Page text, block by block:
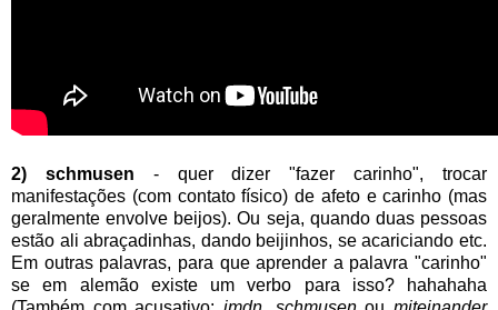
2) schmusen - quer dizer "fazer carinho", trocar
manifestações (com contato físico) de afeto e carinho (mas
geralmente envolve beijos). Ou seja, quando duas pessoas
estão ali abraçadinhas, dando beijinhos, se acariciando etc.
Em outras palavras, para que aprender a palavra "carinho"
se em alemão existe um verbo para isso? hahahaha